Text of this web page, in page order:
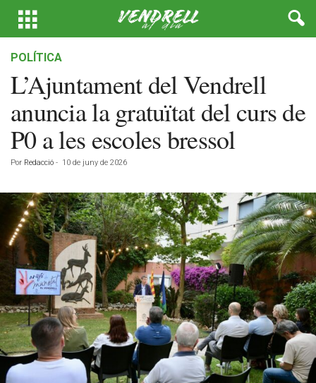
POLÍTICA
L’Ajuntament del Vendrell
anuncia la gratuïtat del curs de
P0 a les escoles bressol
Por Redacció - 10 de juny de 2026